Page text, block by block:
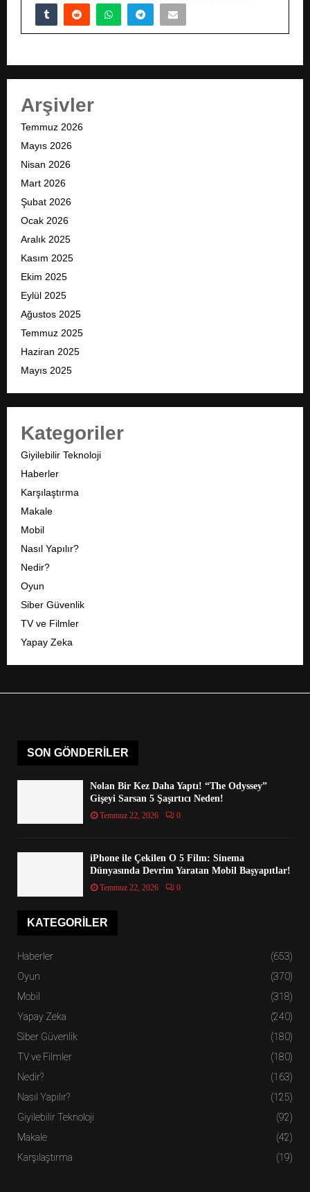
Arşivler
Temmuz 2026
Mayıs 2026
Nisan 2026
Mart 2026
Şubat 2026
Ocak 2026
Aralık 2025
Kasım 2025
Ekim 2025
Eylül 2025
Ağustos 2025
Temmuz 2025
Haziran 2025
Mayıs 2025
Kategoriler
Giyilebilir Teknoloji
Haberler
Karşılaştırma
Makale
Mobil
Nasıl Yapılır?
Nedir?
Oyun
Siber Güvenlik
TV ve Filmler
Yapay Zeka
SON GÖNDERILER
Nolan Bir Kez Daha Yaptı! “The Odyssey”
Gişeyi Sarsan 5 Şaşırtıcı Neden!
Temmuz 22, 2026 0
iPhone ile Çekilen O 5 Film: Sinema
Dünyasında Devrim Yaratan Mobil Başyapıtlar!
Temmuz 22, 2026 0
KATEGORILER
Haberler
(653)
Oyun
(370)
Mobil
(318)
Yapay Zeka
(240)
Siber Güvenlik
(180)
TV ve Filmler
(180)
Nedir?
(163)
Nasıl Yapılır?
(125)
Giyilebilir Teknoloji
(92)
Makale
(42)
Karşılaştırma
(19)